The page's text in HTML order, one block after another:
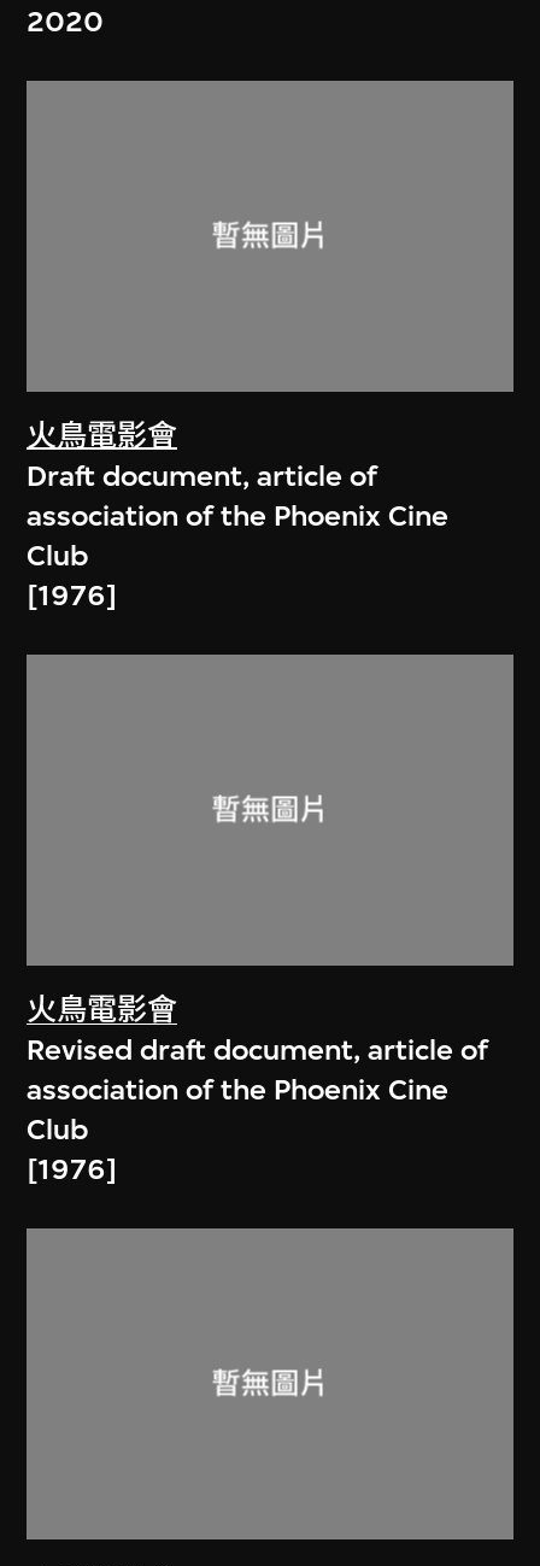
2020
火鳥電影會
Draft document, article of
association of the Phoenix Cine
Club
[1976]
火鳥電影會
Revised draft document, article of
association of the Phoenix Cine
Club
[1976]